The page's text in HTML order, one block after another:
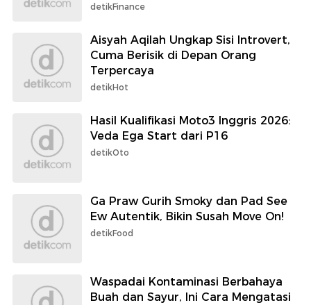
detikFinance
Aisyah Aqilah Ungkap Sisi Introvert,
Cuma Berisik di Depan Orang
Terpercaya
detikHot
Hasil Kualifikasi Moto3 Inggris 2026:
Veda Ega Start dari P16
detikOto
Ga Praw Gurih Smoky dan Pad See
Ew Autentik, Bikin Susah Move On!
detikFood
Waspadai Kontaminasi Berbahaya
Buah dan Sayur, Ini Cara Mengatasi